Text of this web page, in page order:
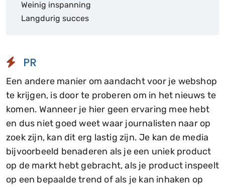
Weinig inspanning
Langdurig succes
PR
Een andere manier om aandacht voor je webshop
te krijgen, is door te proberen om in het nieuws te
komen. Wanneer je hier geen ervaring mee hebt
en dus niet goed weet waar journalisten naar op
zoek zijn, kan dit erg lastig zijn. Je kan de media
bijvoorbeeld benaderen als je een uniek product
op de markt hebt gebracht, als je product inspeelt
op een bepaalde trend of als je kan inhaken op